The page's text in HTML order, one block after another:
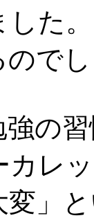
た
で
の
カレ
」